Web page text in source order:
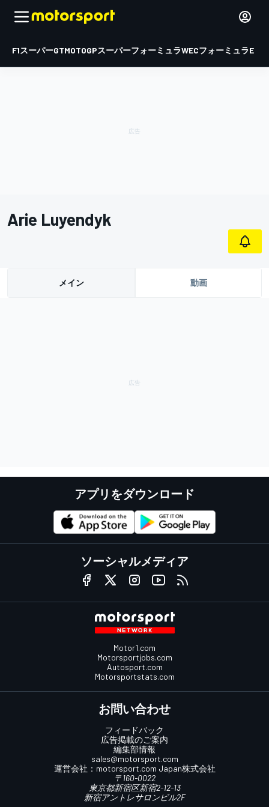
F1スーパーGTMOTOGPスーパーフォーミュラWECフォーミュラE
Arie Luyendyk
メイン 動画
アプリをダウンロード
ソーシャルメディア
Motor1.com
Motorsportjobs.com
Autosport.com
Motorsportstats.com
お問い合わせ
フィードバック
広告掲載のご案内
編集部情報
sales@motorsport.com
運営会社： motorsport.com Japan株式会社
〒160-0022
東京都新宿区新宿2-12-13
新宿アントレサロンビル2F